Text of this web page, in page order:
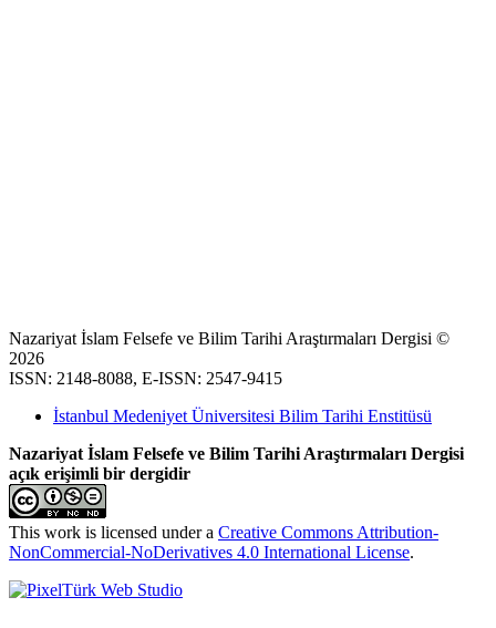
Nazariyat İslam Felsefe ve Bilim Tarihi Araştırmaları Dergisi ©
2026
ISSN: 2148-8088, E-ISSN: 2547-9415
İstanbul Medeniyet Üniversitesi Bilim Tarihi Enstitüsü
Nazariyat İslam Felsefe ve Bilim Tarihi Araştırmaları Dergisi
açık erişimli bir dergidir
This work is licensed under a Creative Commons Attribution-
NonCommercial-NoDerivatives 4.0 International License.